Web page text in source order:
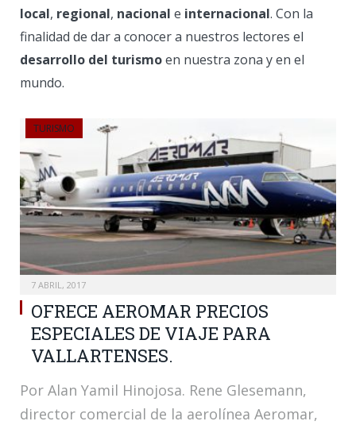
local, regional, nacional e internacional. Con la
finalidad de dar a conocer a nuestros lectores el
desarrollo del turismoen nuestra zona y en el
mundo.
TURISMO
7 ABRIL, 2017
OFRECE AEROMAR PRECIOS
ESPECIALES DE VIAJE PARA
VALLARTENSES.
Por Alan Yamil Hinojosa. Rene Glesemann,
director comercial de la aerolínea Aeromar,